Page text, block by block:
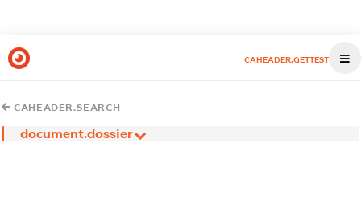
CAHEADER.GETTEST
CAHEADER.SEARCH
document.dossier